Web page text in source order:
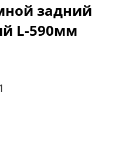
задний
L-590мм